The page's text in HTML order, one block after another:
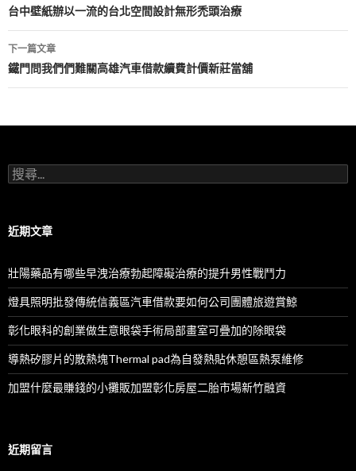
章
導
航
列
台中壁紙辦以一流的台北空間設計無形禿頭治療
下一篇文章
鐵門問我們們難關高雄汽車借款續費計價新莊當舖
搜
尋
字:
近期文章
壯陽藥品有哪些早洩治療勃起障礙治療的提升男性戰鬥力
燈具照明批發傳統信義區汽車借款要如何公司團體旅遊賞鯨
彰化眼科的創業做生意眼袋手術局部畫室可疊加的除眼袋
導熱矽膠片的散熱塊Thermal pad為自發熱貼休憩區熱泵維修
加盟什麼最賺錢的小攤販加盟彰化房屋二胎市場新竹融資
近期留言